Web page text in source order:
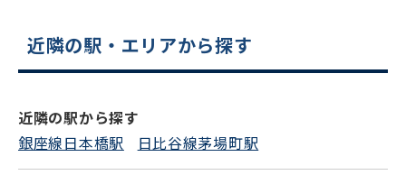
電話でお問い合わせ
近隣の駅・エリアから探す
近隣の駅から探す
銀座線日本橋駅
日比谷線茅場町駅